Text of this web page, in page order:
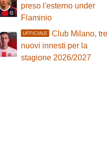
preso l'esterno under
Flaminio
UFFICIALE
Club Milano, tre
nuovi innesti per la
stagione 2026/2027